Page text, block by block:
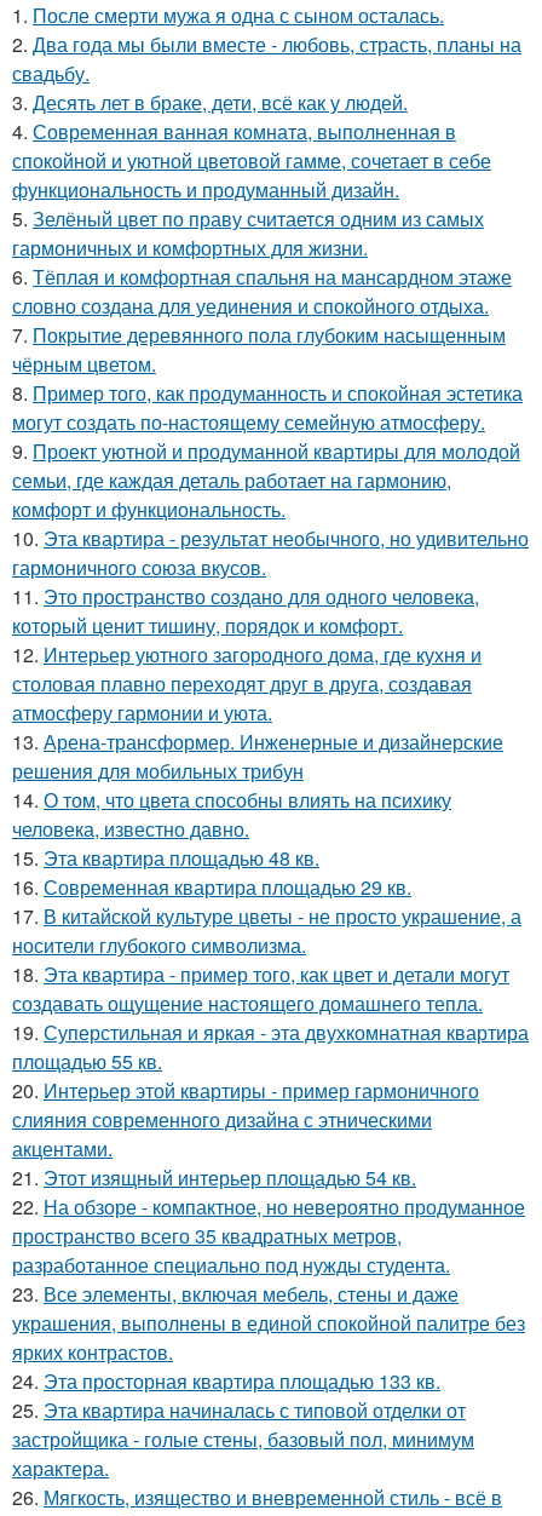
1. После смерти мужа я одна с сыном осталась.
2. Два года мы были вместе - любовь, страсть, планы на
свадьбу.
3. Десять лет в браке, дети, всё как у людей.
4. Современная ванная комната, выполненная в
спокойной и уютной цветовой гамме, сочетает в себе
функциональность и продуманный дизайн.
5. Зелёный цвет по праву считается одним из самых
гармоничных и комфортных для жизни.
6. Тёплая и комфортная спальня на мансардном этаже
словно создана для уединения и спокойного отдыха.
7. Покрытие деревянного пола глубоким насыщенным
чёрным цветом.
8. Пример того, как продуманность и спокойная эстетика
могут создать по-настоящему семейную атмосферу.
9. Проект уютной и продуманной квартиры для молодой
семьи, где каждая деталь работает на гармонию,
комфорт и функциональность.
10. Эта квартира - результат необычного, но удивительно
гармоничного союза вкусов.
11. Это пространство создано для одного человека,
который ценит тишину, порядок и комфорт.
12. Интерьер уютного загородного дома, где кухня и
столовая плавно переходят друг в друга, создавая
атмосферу гармонии и уюта.
13. Арена-трансформер. Инженерные и дизайнерские
решения для мобильных трибун
14. О том, что цвета способны влиять на психику
человека, известно давно.
15. Эта квартира площадью 48 кв.
16. Современная квартира площадью 29 кв.
17. В китайской культуре цветы - не просто украшение, а
носители глубокого символизма.
18. Эта квартира - пример того, как цвет и детали могут
создавать ощущение настоящего домашнего тепла.
19. Суперстильная и яркая - эта двухкомнатная квартира
площадью 55 кв.
20. Интерьер этой квартиры - пример гармоничного
слияния современного дизайна с этническими
акцентами.
21. Этот изящный интерьер площадью 54 кв.
22. На обзоре - компактное, но невероятно продуманное
пространство всего 35 квадратных метров,
разработанное специально под нужды студента.
23. Все элементы, включая мебель, стены и даже
украшения, выполнены в единой спокойной палитре без
ярких контрастов.
24. Эта просторная квартира площадью 133 кв.
25. Эта квартира начиналась с типовой отделки от
застройщика - голые стены, базовый пол, минимум
характера.
26. Мягкость, изящество и вневременной стиль - всё в